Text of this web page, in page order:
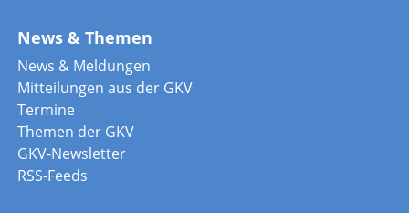
News & Themen
News & Meldungen
Mitteilungen aus der GKV
Termine
Themen der GKV
GKV-Newsletter
RSS-Feeds